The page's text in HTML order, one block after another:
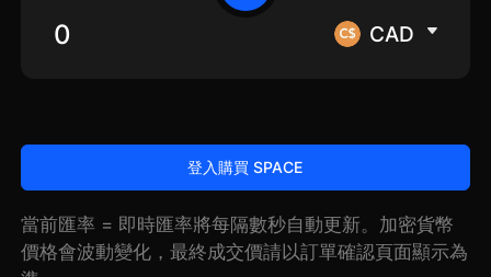
CAD
登入購買 SPACE
當前匯率 = 即時匯率將每隔數秒自動更新。加密貨幣
價格會波動變化，最終成交價請以訂單確認頁面顯示為